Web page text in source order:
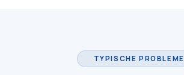
TYPISCHE PROBLEME